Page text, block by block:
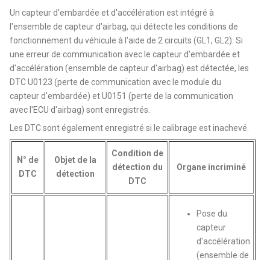
Un capteur d'embardée et d'accélération est intégré à
l'ensemble de capteur d'airbag, qui détecte les conditions de
fonctionnement du véhicule à l'aide de 2 circuits (GL1, GL2). Si
une erreur de communication avec le capteur d'embardée et
d'accélération (ensemble de capteur d'airbag) est détectée, les
DTC U0123 (perte de communication avec le module du
capteur d'embardée) et U0151 (perte de la communication
avec l'ECU d'airbag) sont enregistrés.
Les DTC sont également enregistré si le calibrage est inachevé.
N° de
DTC
Objet de la
détection
Condition de
détection du
DTC
Organe incriminé
Pose du
capteur
d'accélération
(ensemble de